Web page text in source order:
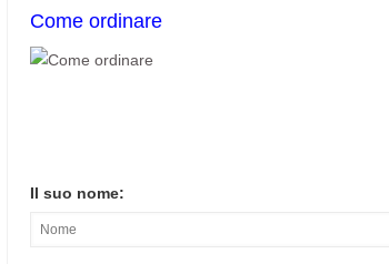
Come ordinare
Il suo nome: